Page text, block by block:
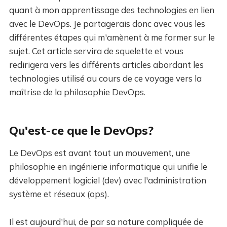
quant à mon apprentissage des technologies en lien
avec le DevOps. Je partagerais donc avec vous les
différentes étapes qui m'amènent à me former sur le
sujet. Cet article servira de squelette et vous
redirigera vers les différents articles abordant les
technologies utilisé au cours de ce voyage vers la
maîtrise de la philosophie DevOps.
Qu'est-ce que le DevOps?
Le DevOps est avant tout un mouvement, une
philosophie en ingénierie informatique qui unifie le
développement logiciel (dev) avec l'administration
système et réseaux (ops).
Il est aujourd'hui, de par sa nature compliquée de